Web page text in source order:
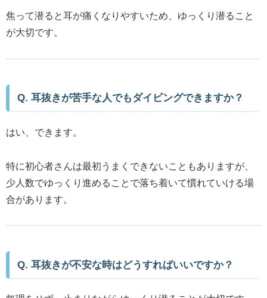
焦って潜ると耳が痛くなりやすいため、ゆっくり潜ること
が大切です。
Q. 耳抜きが苦手な人でもダイビングできますか？
はい、できます。
特に初心者さんは最初うまくできないこともありますが、
少人数でゆっくり進めることで落ち着いて慣れていける場
合があります。
Q. 耳抜きが不安な時はどうすればいいですか？